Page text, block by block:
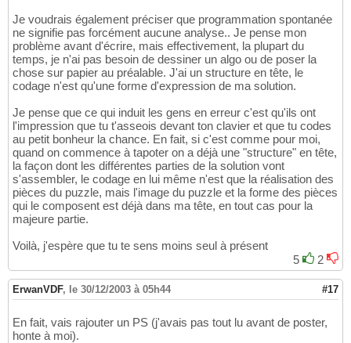
Je voudrais également préciser que programmation spontanée
ne signifie pas forcément aucune analyse.. Je pense mon
problème avant d'écrire, mais effectivement, la plupart du
temps, je n'ai pas besoin de dessiner un algo ou de poser la
chose sur papier au préalable. J'ai un structure en tête, le
codage n'est qu'une forme d'expression de ma solution.
Je pense que ce qui induit les gens en erreur c'est qu'ils ont
l'impression que tu t'asseois devant ton clavier et que tu codes
au petit bonheur la chance. En fait, si c'est comme pour moi,
quand on commence à tapoter on a déjà une "structure" en tête,
la façon dont les différentes parties de la solution vont
s'assembler, le codage en lui même n'est que la réalisation des
pièces du puzzle, mais l'image du puzzle et la forme des pièces
qui le composent est déjà dans ma tête, en tout cas pour la
majeure partie.
Voilà, j'espère que tu te sens moins seul à présent
5
2
ErwanVDF, le 30/12/2003 à 05h44 #17
En fait, vais rajouter un PS (j'avais pas tout lu avant de poster,
honte à moi).